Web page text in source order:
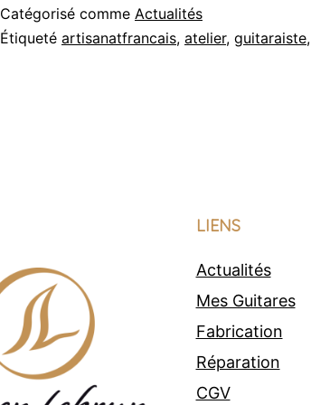
Catégorisé comme Actualités
Étiqueté artisanatfrancais, atelier, guitaraiste,
LIENS
Actualités
Mes Guitares
Fabrication
Réparation
CGV